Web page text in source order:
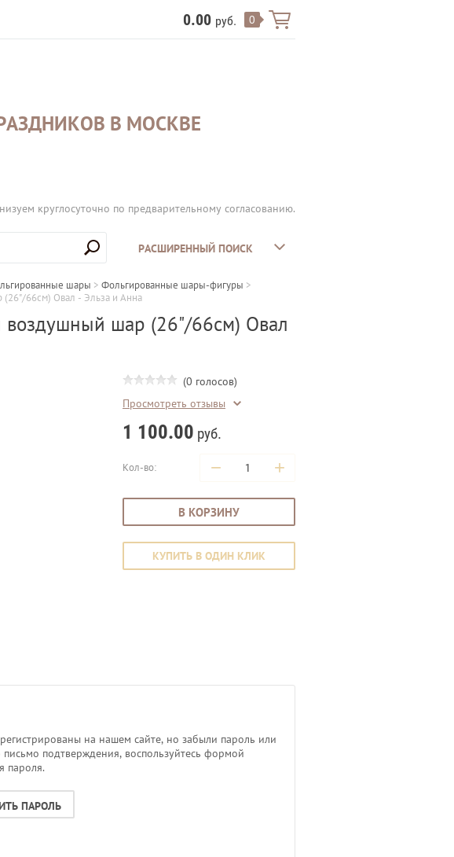
0.00 руб. 0
В МОСКВЕ
круглосуточно по предварительному согласованию.
РАСШИРЕННЫЙ ПОИСК
шары > Фольгированные шары-фигуры
66см) Овал - Эльза и Анна
воздушный шар (26"/66см) Овал
(0 голосов)
Просмотреть отзывы
1 100.00 руб.
Кол-во: − +
В КОРЗИНУ
КУПИТЬ В ОДИН КЛИК
на нашем сайте, но забыли пароль или
подтверждения, воспользуйтесь формой
пароля.
ПАРОЛЬ